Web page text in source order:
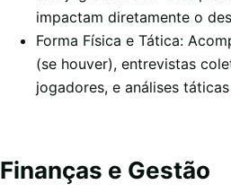
impactam diretamente o
Forma Física e Tática:
(se houver), entrevistas
jogadores, e análises
Finanças e Gestão